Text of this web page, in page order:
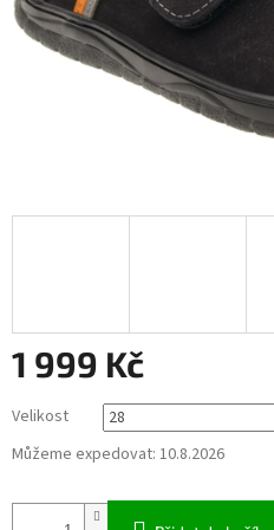
1 999 Kč
cena:
Velikost
Můžeme expedovat: 10.8.2026